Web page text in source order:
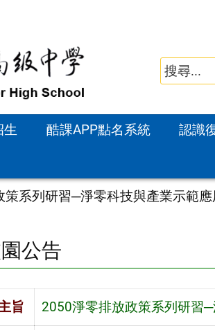
生 酷課APP點名系統 認識
策系列研習─淨零科技與產業示範應
公告
旨 2050淨零排放政策系列研習